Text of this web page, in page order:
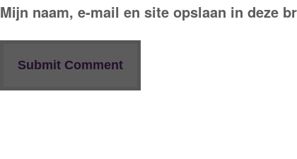
Mijn naam, e-mail en site opslaan in deze